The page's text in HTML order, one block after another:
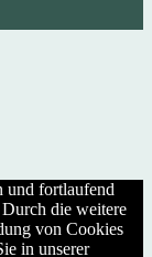
und fortlaufend
die weitere
von Cookies
in unserer